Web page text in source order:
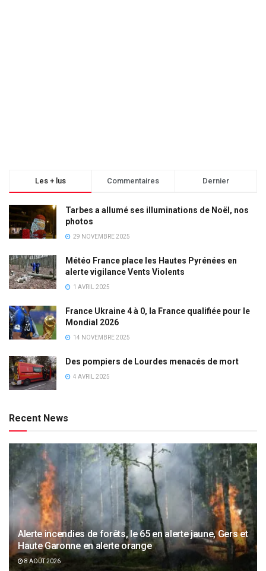
Les + lus Commentaires Dernier
Tarbes a allumé ses illuminations de Noël, nos
photos
29 NOVEMBRE 2025
Météo France place les Hautes Pyrénées en
alerte vigilance Vents Violents
1 AVRIL 2025
France Ukraine 4 à 0, la France qualifiée pour le
Mondial 2026
14 NOVEMBRE 2025
Des pompiers de Lourdes menacés de mort
4 AVRIL 2025
Recent News
Alerte incendies de forêts, le 65 en alerte jaune, Gers et
Haute Garonne en alerte orange
8 AOÛT 2026